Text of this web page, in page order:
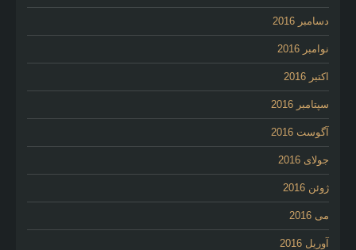
دسامبر 2016
نوامبر 2016
اکتبر 2016
سپتامبر 2016
آگوست 2016
جولای 2016
ژوئن 2016
می 2016
آوریل 2016